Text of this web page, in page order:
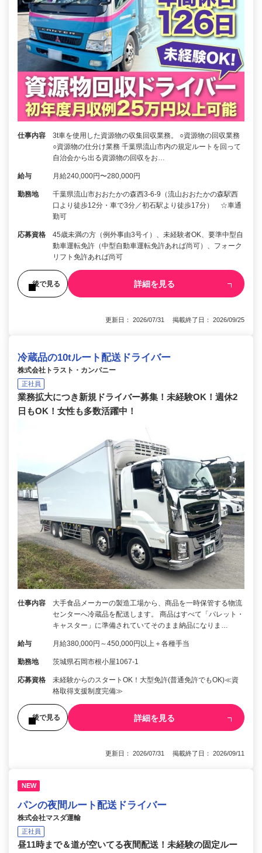
仕事内容
3t車を使用した資源物の収集回収業務。 ○資源物の回収業務
○資源物の仕分け業務 千葉県流山市内の規定ルートを回って
自治会から出る資源物の回収をお…
給与 月給240,000円〜280,000円
勤務地
千葉県流山市おおたかの森西3-6-9（流山おおたかの森駅西
口より徒歩12分・車で3分／初石駅より徒歩17分） ☆車通
勤可
応募資格
45歳未満の方（例外事由3号イ）、未経験者OK、要準中型自
動車運転免許（中型自動車運転免許あれば尚可）、フォーク
リフト免許あれば尚可
後で見る 詳細を見る
更新日： 2026/07/31 掲載終了日： 2026/09/25
冷蔵品の10tルート配送ドライバー
株式会社トラスト・カンパニー
正社員
業務拡大につき新規ドライバー募集！未経験OK！週休2
日もOK！女性も多数活躍中！
仕事内容
大手食品メーカーの製造工場から、商品を一時保管する物流
センターへ冷蔵品を配送します。 商品はすべて「パレット・
キャスター」に準備されていてそのまま納品になりま…
給与 月給380,000円～450,000円以上＋各種手当
勤務地 茨城県石岡市根小屋1067-1
応募資格
未経験からのスタートOK！大型免許(普通免許でもOK)≪資
格取得支援制度完備≫
後で見る 詳細を見る
更新日： 2026/07/31 掲載終了日： 2026/09/11
NEW
パンの夜間ルート配送ドライバー
株式会社マスダ運輸
正社員
昼11時まで＆道が空いてる夜間配送！未経験の固定ルー